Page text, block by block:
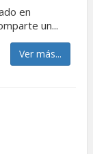
en
un...
Ver más...